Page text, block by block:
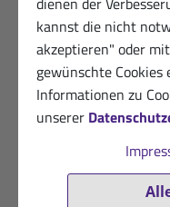
kannst die nicht
akzeptieren" oder
gewünschte
Informationen zu
unserer
VERIFIZIERT
Dankbarer
Ist wichtig.
VERIFIZIERT